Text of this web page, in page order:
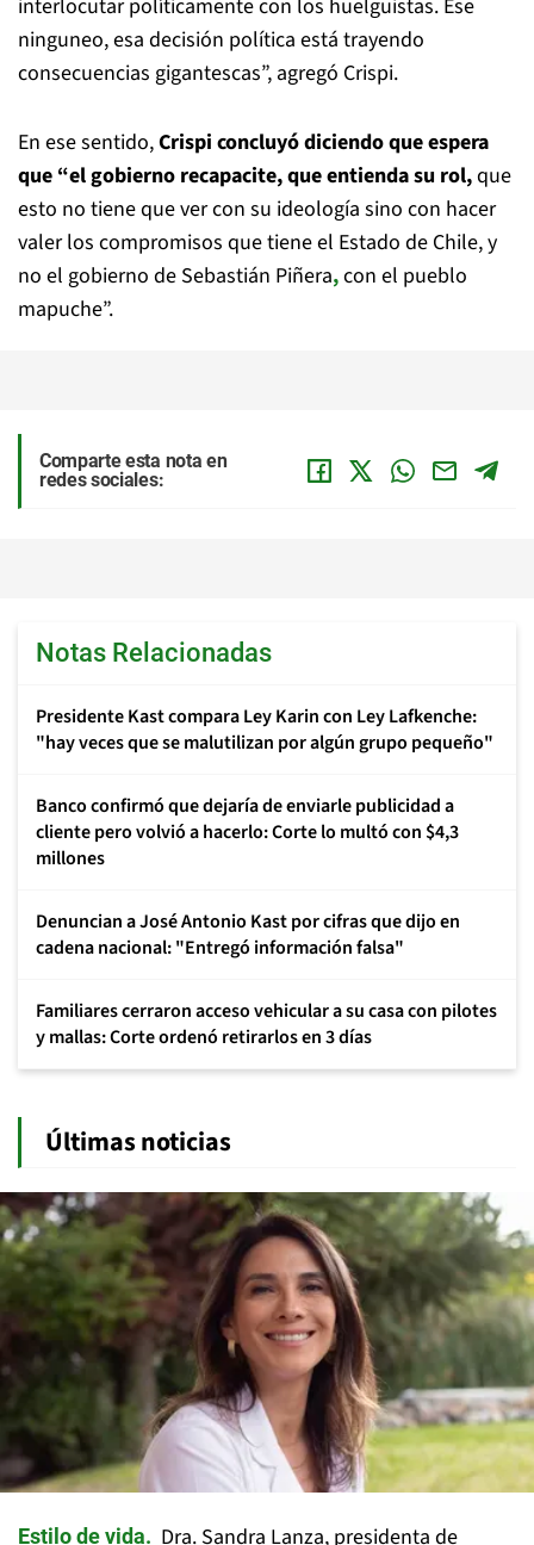
interlocutar políticamente con los huelguistas. Ese
ninguneo, esa decisión política está trayendo
consecuencias gigantescas”, agregó Crispi.
En ese sentido,Crispi concluyó diciendo que espera
que “el gobierno recapacite, que entienda su rol,que
esto no tiene que ver con su ideología sino con hacer
valer los compromisos que tiene el Estado de Chile, y
no el gobierno de Sebastián Piñera,con el pueblo
mapuche”.
Comparte esta nota en
redes sociales:
Notas Relacionadas
Presidente Kast compara Ley Karin con Ley Lafkenche:
"hay veces que se malutilizan por algún grupo pequeño"
Banco confirmó que dejaría de enviarle publicidad a
cliente pero volvió a hacerlo: Corte lo multó con $4,3
millones
Denuncian a José Antonio Kast por cifras que dijo en
cadena nacional: "Entregó información falsa"
Familiares cerraron acceso vehicular a su casa con pilotes
y mallas: Corte ordenó retirarlos en 3 días
Últimas noticias
Estilo de vida Dra. Sandra Lanza, presidenta de